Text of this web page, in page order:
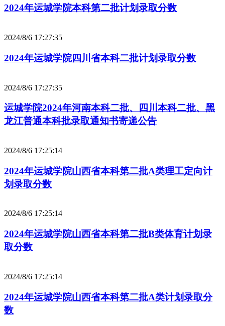
2024年运城学院本科第二批计划录取分数
2024/8/6 17:27:35
2024年运城学院四川省本科二批计划录取分数
2024/8/6 17:27:35
运城学院2024年河南本科二批、四川本科二批、黑
龙江普通本科批录取通知书寄递公告
2024/8/6 17:25:14
2024年运城学院山西省本科第二批A类理工定向计
划录取分数
2024/8/6 17:25:14
2024年运城学院山西省本科第二批B类体育计划录
取分数
2024/8/6 17:25:14
2024年运城学院山西省本科第二批A类计划录取分
数